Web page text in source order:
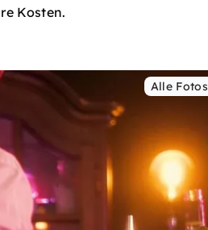
Kosten.
Alle Fotos